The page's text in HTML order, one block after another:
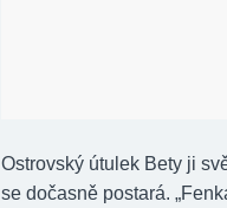
Ostrovský útulek Bety ji
se dočasně postará.